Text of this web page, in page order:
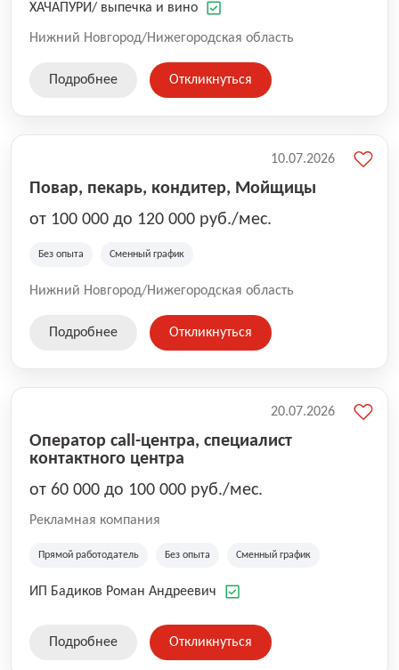
ХАЧАПУРИ/ выпечка и вино
Нижний Новгород/Нижегородская область
Подробнее Откликнуться
Повар, пекарь, кондитер, Мойщицы
от 100 000 до 120 000 руб./мес.
Без опыта Сменный график
Нижний Новгород/Нижегородская область
10.07.2026
Подробнее Откликнуться
Оператор call-центра, специалист
контактного центра
от 60 000 до 100 000 руб./мес.
Рекламная компания
Прямой работодатель Без опыта Сменный график
ИП Бадиков Роман Андреевич
20.07.2026
Подробнее Откликнуться